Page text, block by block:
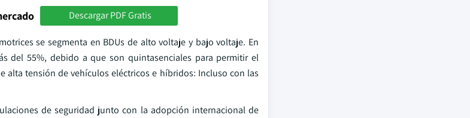
Descargar PDF Gratis
se segmenta en BDUs de alto voltaje y bajo voltaje. En
del 55%, debido a que son quintasenciales para permitir el
alta tensión de vehículos eléctricos e híbridos: Incluso con las
de seguridad junto con la adopción internacional de